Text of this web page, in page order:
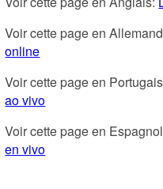
Voir cette page en
online
Voir cette page en
ao vivo
Voir cette page en
en vivo